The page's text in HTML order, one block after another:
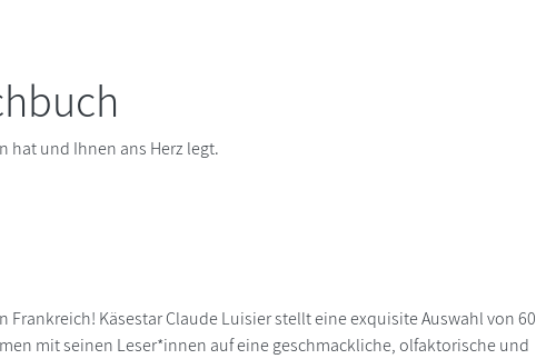
hat und Ihnen ans Herz legt.
Frankreich! Käsestar Claude Luisier stellt eine exquisite Auswahl von 60
mit seinen Leser*innen auf eine geschmackliche, olfaktorische und